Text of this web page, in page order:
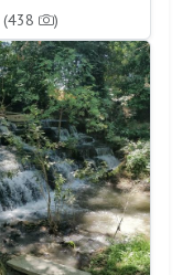
(438 )